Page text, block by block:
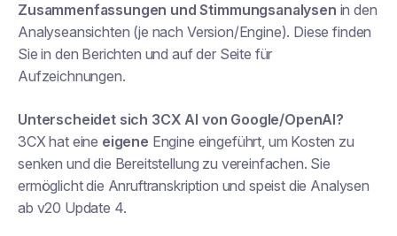
Zusammenfassungen und Stimmungsanalysen in den
Analyseansichten (je nach Version/Engine). Diese finden
Sie in den Berichten und auf der Seite für
Aufzeichnungen.
Unterscheidet sich 3CX AI von Google/OpenAI?
3CX hat eine eigene Engine eingeführt, um Kosten zu
senken und die Bereitstellung zu vereinfachen. Sie
ermöglicht die Anruftranskription und speist die Analysen
ab v20 Update 4.